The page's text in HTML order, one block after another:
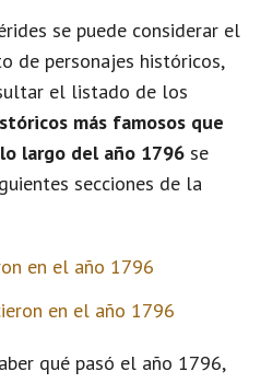
se puede considerar el
de personajes históricos,
el listado de los
más famosos que
largo del año 1796 se
secciones de la
en el año 1796
en el año 1796
qué pasó el año 1796,